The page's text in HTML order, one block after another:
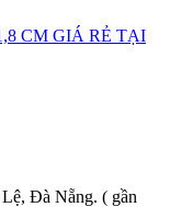
CM GIÁ RẺ TẠI
Đà Nẵng. ( gần